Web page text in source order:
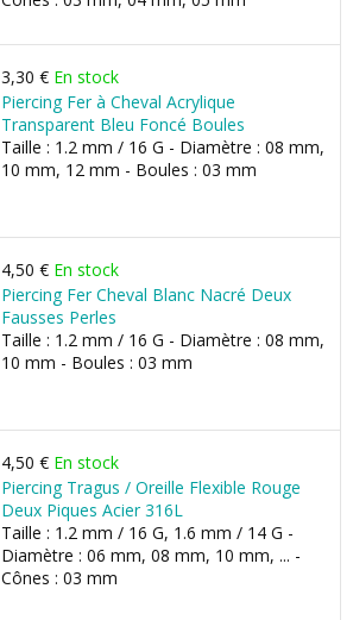
3,30 € En stock
Piercing Fer à Cheval Acrylique
Transparent Bleu Foncé Boules
Taille : 1.2 mm / 16 G - Diamètre : 08 mm,
10 mm, 12 mm - Boules : 03 mm
4,50 € En stock
Piercing Fer Cheval Blanc Nacré Deux
Fausses Perles
Taille : 1.2 mm / 16 G - Diamètre : 08 mm,
10 mm - Boules : 03 mm
4,50 € En stock
Piercing Tragus / Oreille Flexible Rouge
Deux Piques Acier 316L
Taille : 1.2 mm / 16 G, 1.6 mm / 14 G -
Diamètre : 06 mm, 08 mm, 10 mm, ... -
Cônes : 03 mm